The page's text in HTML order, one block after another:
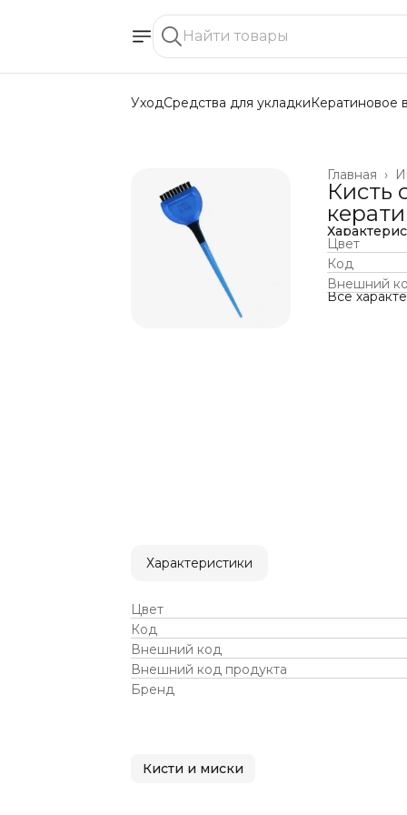
УходСредства для укладкиКератиновое
Главная ›
Кисть
Цвет
Код
Внешний
Все
Характеристики
Цвет
Код
Внешний код
Внешний код продукта
Бренд
Кисти и миски